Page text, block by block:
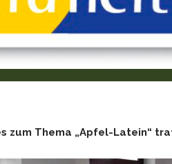
Thema „Apfel-Latein“